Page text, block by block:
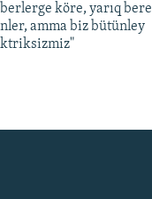
köre, yarıq bere
amma biz bütünley